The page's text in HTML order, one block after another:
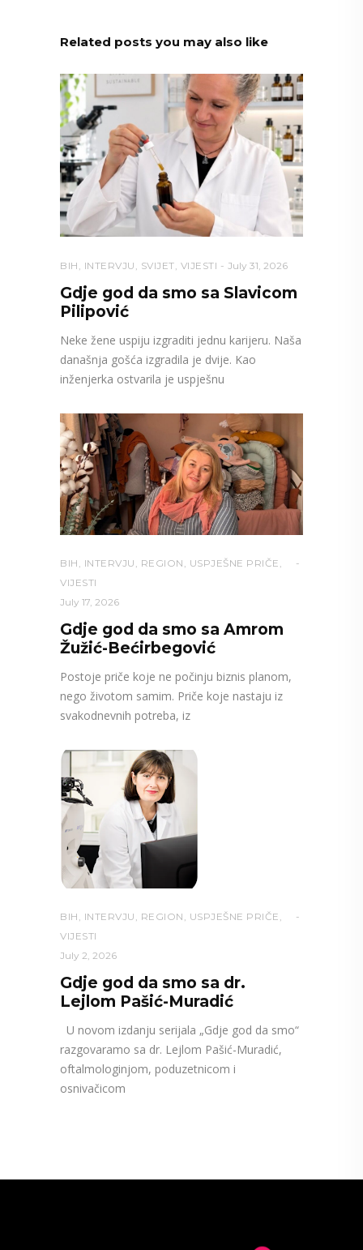
Related posts you may also like
BIH , INTERVJU , SVIJET, VIJESTI July 31, 2026
Gdje god da smo sa Slavicom
Pilipović
Neke žene uspiju izgraditi jednu karijeru. Naša
današnja gošća izgradila je dvije. Kao
inženjerka ostvarila je uspješnu
BIH , INTERVJU , REGION , USPJEŠNE PRIČE ,
VIJESTI
July 17, 2026
Gdje god da smo sa Amrom
Žužić-Bećirbegović
Postoje priče koje ne počinju biznis planom,
nego životom samim. Priče koje nastaju iz
svakodnevnih potreba, iz
BIH , INTERVJU , REGION , USPJEŠNE PRIČE ,
VIJESTI
July 2, 2026
Gdje god da smo sa dr.
Lejlom Pašić-Muradić
U novom izdanju serijala „Gdje god da smo“
razgovaramo sa dr. Lejlom Pašić-Muradić,
oftalmologinjom, poduzetnicom i
osnivačicom